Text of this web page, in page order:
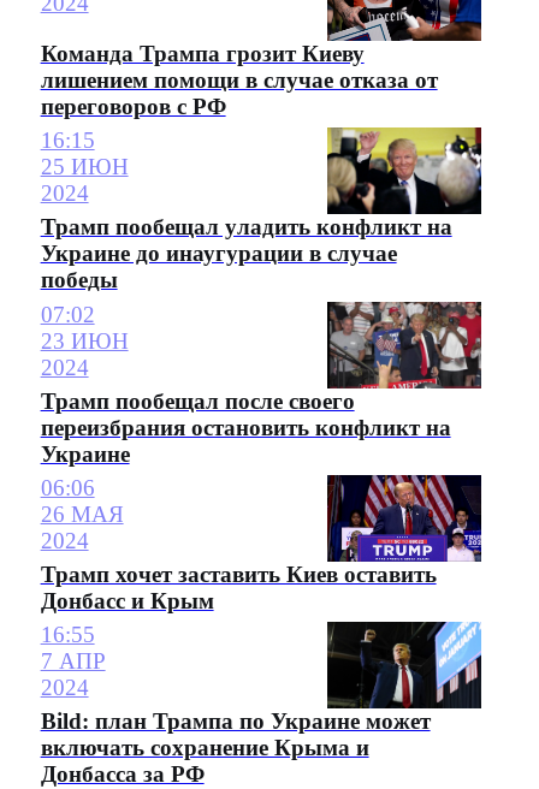
Команда Трампа грозит Киеву
лишением помощи в случае отказа от
переговоров с РФ
16:15
25 ИЮН
2024
Трамп пообещал уладить конфликт на
Украине до инаугурации в случае
победы
07:02
23 ИЮН
2024
Трамп пообещал после своего
переизбрания остановить конфликт на
Украине
06:06
26 МАЯ
2024
Трамп хочет заставить Киев оставить
Донбасс и Крым
16:55
7 АПР
2024
Bild: план Трампа по Украине может
включать сохранение Крыма и
Донбасса за РФ